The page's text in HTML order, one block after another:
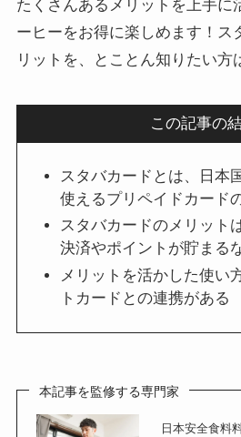
たくさんあるメリットを上手に
ーヒーをお得に楽しめます！ス
リットを、とことん知りたい方
この記事の
スタバカードとは、日本
使えるプリペイドカード
スタバカードのメリット
決済やポイントが貯まる
メリットを活かした使い
トカードとの連携がある
本記事を監修する専門家
日本安全食料